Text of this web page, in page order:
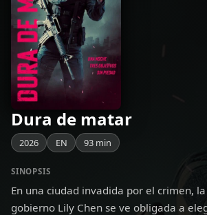
Dura de matar
2026 EN 93 min
SINOPSIS
En una ciudad invadida por el crimen,
gobierno Lily Chen se ve obligada a